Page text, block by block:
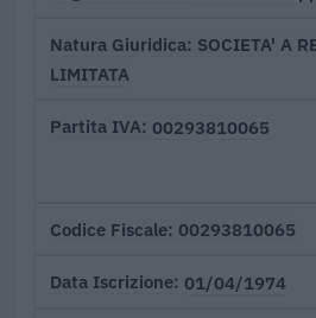
Natura Giuridica SOCIETA' A
LIMITATA
Partita IVA 00293810065
Codice Fiscale 00293810065
Data Iscrizione 01/04/1974